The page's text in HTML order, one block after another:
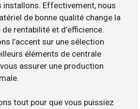
installons. Effectivement, nous
de bonne qualité change la
rentabilité et d’efficience.
l’accent sur une sélection
éléments de centrale
assurer une production
tout pour que vous puissiez